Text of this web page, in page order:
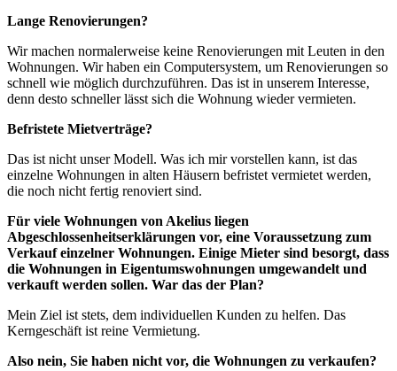
Lange Renovierungen?
Wir machen normalerweise keine Renovierungen mit Leuten in den
Wohnungen. Wir haben ein Computersystem, um Renovierungen so
schnell wie möglich durchzuführen. Das ist in unserem Interesse,
denn desto schneller lässt sich die Wohnung wieder vermieten.
Befristete Mietverträge?
Das ist nicht unser Modell. Was ich mir vorstellen kann, ist das
einzelne Wohnungen in alten Häusern befristet vermietet werden,
die noch nicht fertig renoviert sind.
Für viele Wohnungen von Akelius liegen
Abgeschlossenheitserklärungen vor, eine Voraussetzung zum
Verkauf einzelner Wohnungen. Einige Mieter sind besorgt, dass
die Wohnungen in Eigentumswohnungen umgewandelt und
verkauft werden sollen. War das der Plan?
Mein Ziel ist stets, dem individuellen Kunden zu helfen. Das
Kerngeschäft ist reine Vermietung.
Also nein, Sie haben nicht vor, die Wohnungen zu verkaufen?